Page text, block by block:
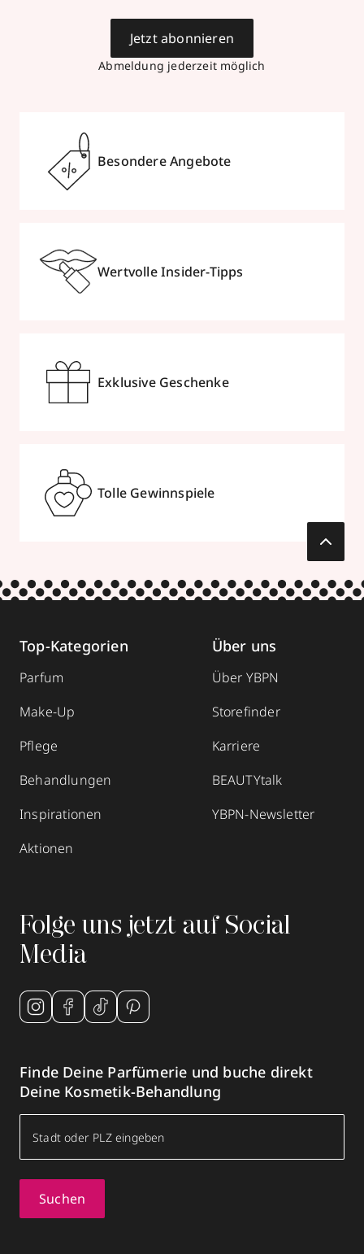
Abmeldung jederzeit möglich
Jetzt abonnieren
Besondere Angebote
Wertvolle Insider-Tipps
Exklusive Geschenke
Tolle Gewinnspiele
Top-Kategorien
Parfum
Make-Up
Pflege
Behandlungen
Inspirationen
Aktionen
Über uns
Über YBPN
Storefinder
Karriere
BEAUTYtalk
YBPN-Newsletter
Folge uns jetzt auf Social
Media
Finde Deine Parfümerie und buche direkt
Deine Kosmetik-Behandlung
Suchen